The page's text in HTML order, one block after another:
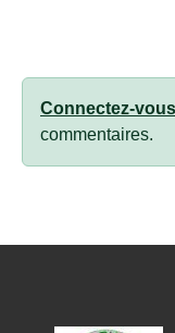
Connectez-vous
commentaires.